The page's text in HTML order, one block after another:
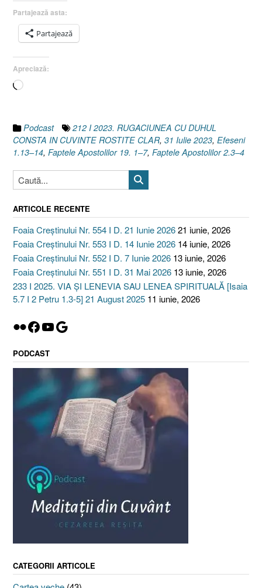
Partajează asta:
Partajează
Apreciază:
Încarc...
Podcast
212 I 2023. RUGACIUNEA CU DUHUL
CONSTA IN CUVINTE ROSTITE CLAR, 31 Iulie 2023, Efeseni
1.13–14, Faptele Apostolilor 19. 1–7, Faptele Apostolilor 2.3–4
ARTICOLE RECENTE
Foaia Creștinului Nr. 554 I D. 21 Iunie 202621 iunie, 2026
Foaia Creștinului Nr. 553 I D. 14 Iunie 2026 14 iunie, 2026
Foaia Creștinului Nr. 552 I D. 7 Iunie 2026 13 iunie, 2026
Foaia Creștinului Nr. 551 I D. 31 Mai 2026 13 iunie, 2026
233 I 2025. VIA ȘI LENEVIA SAU LENEA SPIRITUALĂ [Isaia
5.7 I 2 Petru 1.3-5] 21 August 2025 11 iunie, 2026
Flickr
Facebook
YouTube
Google
PODCAST
CATEGORII ARTICOLE